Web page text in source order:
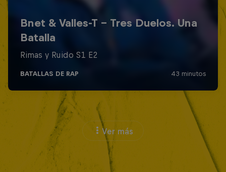
Ver más